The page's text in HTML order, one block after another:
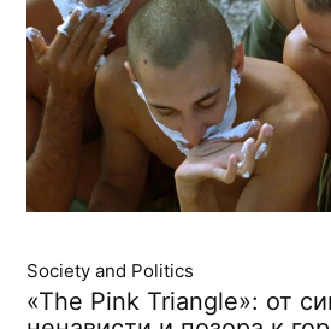
Society and Politics
«The Pink Triangle»: от